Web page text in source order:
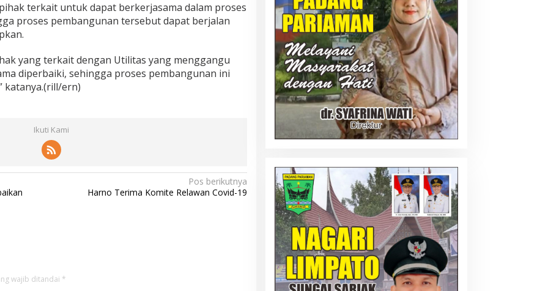
terkait untuk dapat berkerjasama dalam proses
proses pembangunan tersebut dapat berjalan
yang terkait dengan Utilitas yang menggangu
diperbaiki, sehingga proses pembangunan ini
katanya.(rill/ern)
Ikuti Kami
Pos berikutnya
Harno Terima Komite Relawan Covid-19
wajib ditandai *